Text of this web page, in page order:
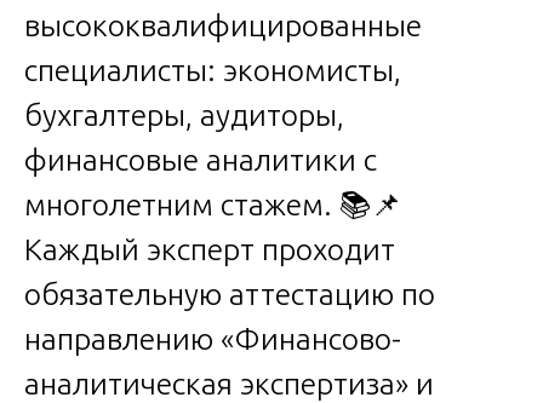
высококвалифицированные
специалисты: экономисты,
бухгалтеры, аудиторы,
финансовые аналитики с
многолетним стажем. 📚📌
Каждый эксперт проходит
обязательную аттестацию по
направлению «Финансово-
аналитическая экспертиза» и